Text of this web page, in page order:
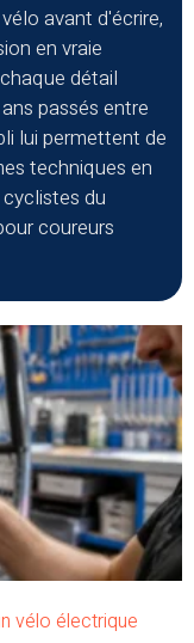
avant d'écrire,
en vraie
détail
passés entre
lui permettent de
techniques en
du
coureurs
vélo électrique